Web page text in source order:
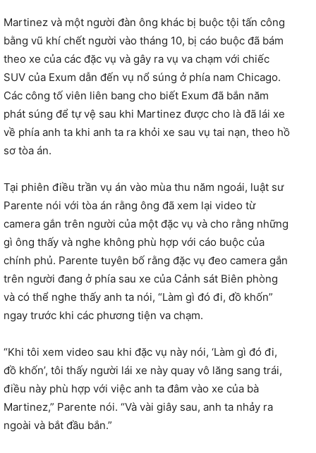
Martinez và một người đàn ông khác bị buộc tội tấn công
bằng vũ khí chết người vào tháng 10, bị cáo buộc đã bám
theo xe của các đặc vụ và gây ra vụ va chạm với chiếc
SUV của Exum dẫn đến vụ nổ súng ở phía nam Chicago.
Các công tố viên liên bang cho biết Exum đã bắn năm
phát súng để tự vệ sau khi Martinez được cho là đã lái xe
về phía anh ta khi anh ta ra khỏi xe sau vụ tai nạn, theo hồ
sơ tòa án.
Tại phiên điều trần vụ án vào mùa thu năm ngoái, luật sư
Parente nói với tòa án rằng ông đã xem lại video từ
camera gắn trên người của một đặc vụ và cho rằng những
gì ông thấy và nghe không phù hợp với cáo buộc của
chính phủ. Parente tuyên bố rằng đặc vụ đeo camera gắn
trên người đang ở phía sau xe của Cảnh sát Biên phòng
và có thể nghe thấy anh ta nói, “Làm gì đó đi, đồ khốn”
ngay trước khi các phương tiện va chạm.
“Khi tôi xem video sau khi đặc vụ này nói, ‘Làm gì đó đi,
đồ khốn’, tôi thấy người lái xe này quay vô lăng sang trái,
điều này phù hợp với việc anh ta đâm vào xe của bà
Martinez,” Parente nói. “Và vài giây sau, anh ta nhảy ra
ngoài và bắt đầu bắn.”